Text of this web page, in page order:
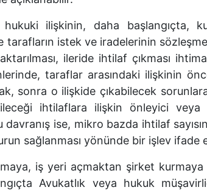
ilişkinin, daha başlangıçta,
istek ve iradelerinin
ileride ihtilaf çıkması
taraflar arasındaki ilişkinin
sonra o ilişkide çıkabilecek
ihtilaflara ilişkin önleyici
ise, mikro bazda ihtilaf
sağlanması yönünde bir işlev ifade
iş yeri açmaktan şirket
Avukatlık veya hukuk